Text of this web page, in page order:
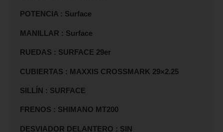
POTENCIA : Surface
MANILLAR : Surface
RUEDAS : SURFACE 29er
CUBIERTAS : MAXXIS CROSSMARK 29×2.25
SILLÍN : SURFACE
FRENOS : SHIMANO MT200
DESVIADOR DELANTERO : SIN